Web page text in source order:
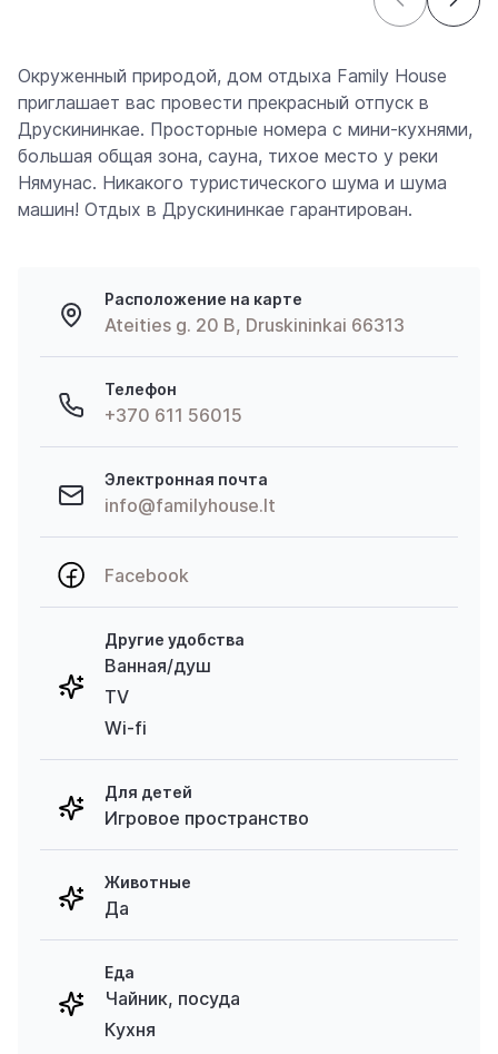
Окруженный природой, дом отдыха Family House
приглашает вас провести прекрасный отпуск в
Друскининкае. Просторные номера с мини-кухнями,
большая общая зона, сауна, тихое место у реки
Нямунас. Никакого туристического шума и шума
машин! Отдых в Друскининкае гарантирован.
Расположение на карте
Ateities g. 20 B, Druskininkai 66313
Телефон
+370 611 56015
Электронная почта
info@familyhouse.lt
Facebook
Другие удобства
Ванная/душ
TV
Wi-fi
Для детей
Игровое пространство
Животные
Да
Еда
Чайник, посуда
Кухня